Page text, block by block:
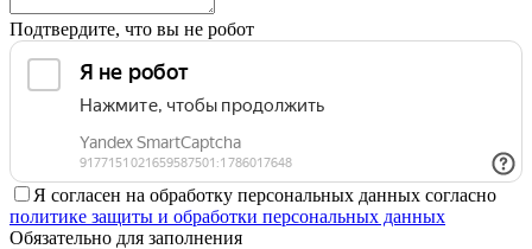
Подтвердите, что вы не робот
Я согласен на обработку персональных данных согласно
политике защиты и обработки персональных данных
Обязательно для заполнения